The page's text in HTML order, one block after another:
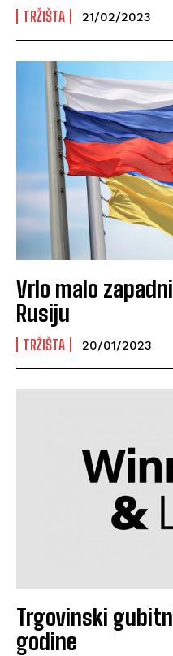
TRŽIŠTA 21/02/2023
Vrlo malo
Rusiju
TRŽIŠTA 20/01/2023
Trgovinski
godine